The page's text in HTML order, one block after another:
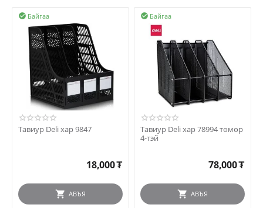
Байгаа

Тавиур Deli хар 9847
18,000₮
АВЪЯ
Байгаа

Тавиур Deli хар 78994 төмөр
4-тэй
78,000₮
АВЪЯ